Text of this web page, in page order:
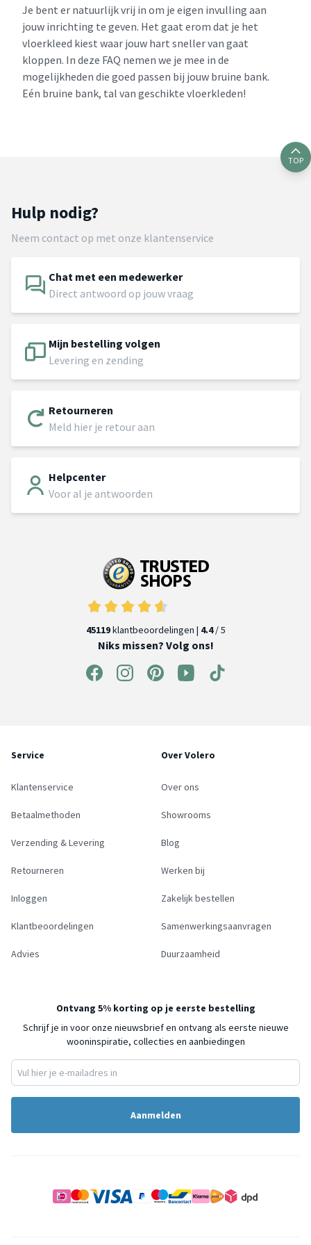
Je bent er natuurlijk vrij in om je eigen invulling aan
jouw inrichting te geven. Het gaat erom dat je het
vloerkleed kiest waar jouw hart sneller van gaat
kloppen. In deze FAQ nemen we je mee in de
mogelijkheden die goed passen bij jouw bruine bank.
Eén bruine bank, tal van geschikte vloerkleden!
TOP
Hulp nodig?
Neem contact op met onze klantenservice
Chat met een medewerker
Direct antwoord op jouw vraag
Mijn bestelling volgen
Levering en zending
Retourneren
Meld hier je retour aan
Helpcenter
Voor al je antwoorden
45119klantbeoordelingen | 4.4/ 5
Niks missen? Volg ons!
Service
Klantenservice
Betaalmethoden
Verzending & Levering
Retourneren
Inloggen
Klantbeoordelingen
Advies
Over Volero
Over ons
Showrooms
Blog
Werken bij
Zakelijk bestellen
Samenwerkingsaanvragen
Duurzaamheid
Ontvang 5% korting op je eerste bestelling
Schrijf je in voor onze nieuwsbrief en ontvang als eerste nieuwe
wooninspiratie, collecties en aanbiedingen
Aanmelden